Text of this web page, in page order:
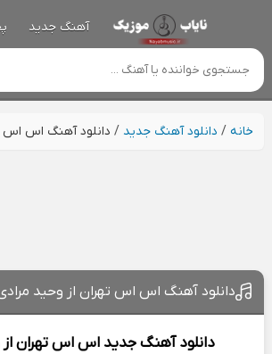
آهنگ جدید
خانه/ دانلود آهنگ جدید / دانلود آهنگ اس اس
دانلود آهنگ اس اس تهران از وحید
دانلود آهنگ جدید اس اس تهران از